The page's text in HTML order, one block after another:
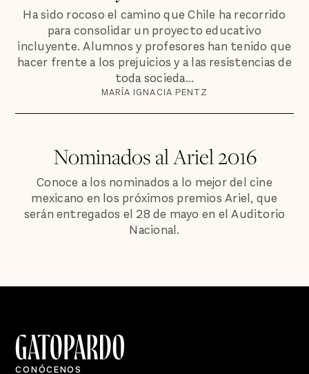
Ha sido rocoso el camino que Chile ha recorrido
para consolidar un proyecto educativo
incluyente. Alumnos y profesores han tenido que
hacer frente a los prejuicios y a las resistencias de
toda socieda...
MARÍA IGNACIA PENTZ
Nominados al Ariel 2016
Conoce a los nominados a lo mejor del cine
mexicano en los próximos premios Ariel, que
serán entregados el 28 de mayo en el Auditorio
Nacional.
CONÓCENOS